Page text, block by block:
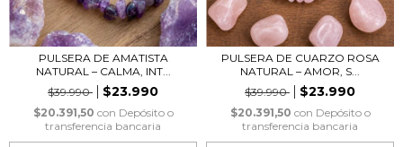
PULSERA DE AMATISTA
NATURAL – CALMA, INT...
$39.990
$23.990
$20.391,50 con Depósito o
transferencia bancaria
PULSERA DE CUARZO ROSA
NATURAL – AMOR, S...
$39.990
$23.990
$20.391,50 con Depósito o
transferencia bancaria